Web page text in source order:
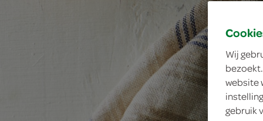
Wij
website
gebruik